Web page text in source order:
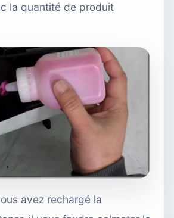
la quantité de produit
avez rechargé la